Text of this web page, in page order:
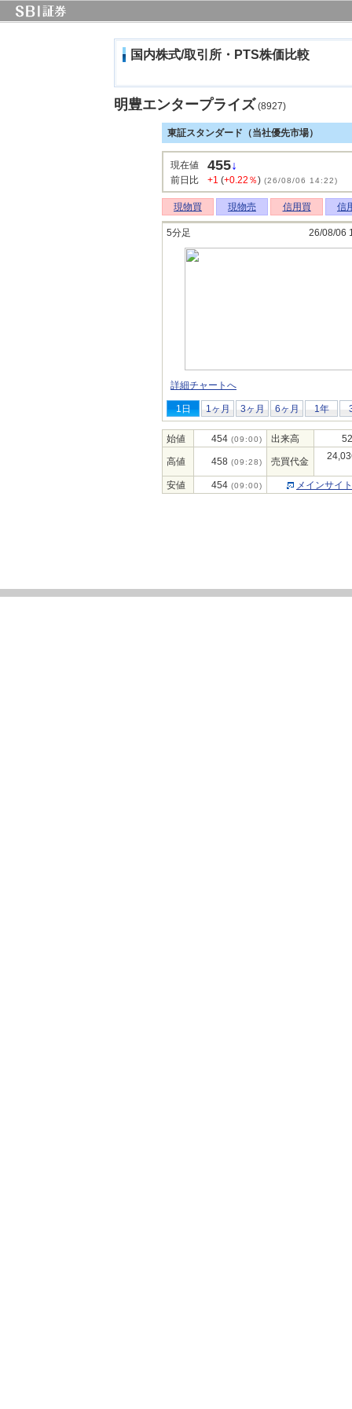
国内株式/取引所・PTS株価比較
明豊エンタープライズ (8927)
東証スタンダード（当社優先市場）
現在値 455↓
前日比 +1 (+0.22％) (26/08/06 14:22)
現物買 現物売 信用買 信
5分足 26/08/06
詳細チャートへ
1日 1ヶ月 3ヶ月 6ヶ月 1年
始値 454 (09:00) 出来高
高値 458 (09:28) 売買代金
安値 454 (09:00) メインサイ